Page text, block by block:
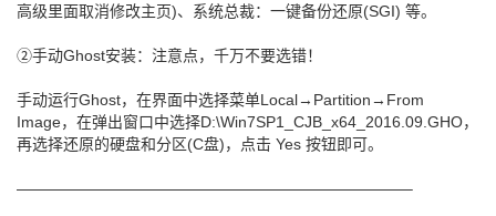
高级里面取消修改主页)、系统总裁：一键备份还原(SGI) 等。
②手动Ghost安装：注意点，千万不要选错！
手动运行Ghost，在界面中选择菜单Local→Partition→From
Image，在弹出窗口中选择D:\Win7SP1_CJB_x64_2016.09.GHO，
再选择还原的硬盘和分区(C盘)，点击 Yes 按钮即可。
—————————————————————————–